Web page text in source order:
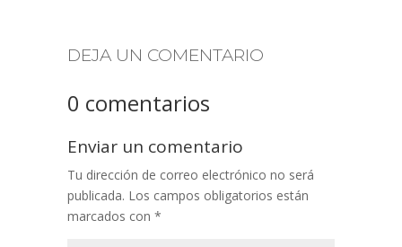
DEJA UN COMENTARIO
0 comentarios
Enviar un comentario
Tu dirección de correo electrónico no será
publicada. Los campos obligatorios están
marcados con *